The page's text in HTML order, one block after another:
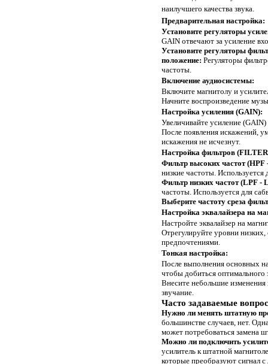
наилучшего качества звука.
Предварительная настройка:
Установите регуляторы
GAIN отвечают за усиление
Установите регуляторы
положение: Регуляторы
частоты.
Включение аудиосистемы:
Включите магнитолу и
Начните воспроизведение
Настройка усиления (GAIN):
Увеличивайте усиление
После появления искажений,
искажения не исчезнут.
Настройка фильтров
Фильтр высоких частот
низкие частоты. Используется
Фильтр низких частот (LPF -
частоты. Используется для
Выберите частоту среза
Настройка эквалайзера на
Настройте эквалайзер на
Отрегулируйте уровни
предпочтениями.
Тонкая настройка:
После выполнения основных
чтобы добиться оптимального
Внесите небольшие
звучание.
Часто задаваемые
Нужно ли менять штатную
большинстве случаев, нет.
может потребоваться замена
Можно ли подключить
усилитель к штатной
которые преобразуют сигнал